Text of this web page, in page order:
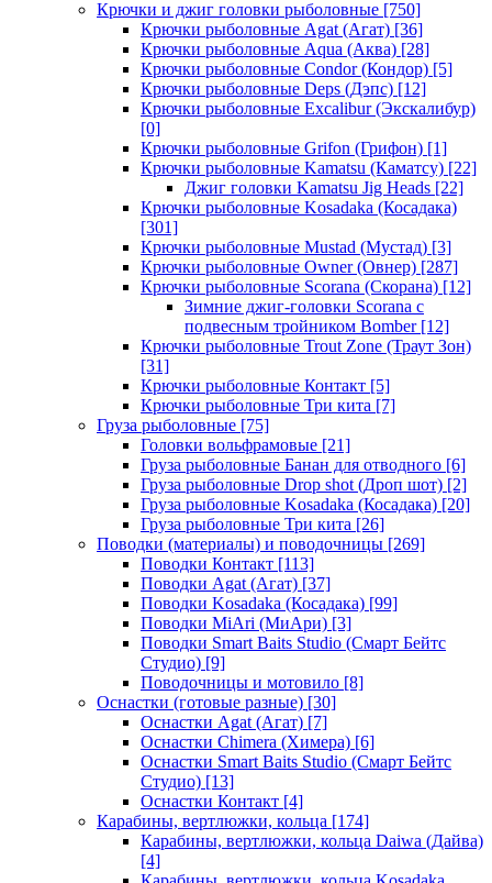
Крючки и джиг головки рыболовные [750]
Крючки рыболовные Agat (Агат) [36]
Крючки рыболовные Aqua (Аква) [28]
Крючки рыболовные Condor (Кондор) [5]
Крючки рыболовные Deps (Дэпс) [12]
Крючки рыболовные Excalibur (Экскалибур)
[0]
Крючки рыболовные Grifon (Грифон) [1]
Крючки рыболовные Kamatsu (Каматсу) [22]
Джиг головки Kamatsu Jig Heads [22]
Крючки рыболовные Kosadaka (Косадака)
[301]
Крючки рыболовные Mustad (Мустад) [3]
Крючки рыболовные Owner (Овнер) [287]
Крючки рыболовные Scorana (Скорана) [12]
Зимние джиг-головки Scorana с
подвесным тройником Bomber[12]
Крючки рыболовные Trout Zone (Траут Зон)
[31]
Крючки рыболовные Контакт [5]
Крючки рыболовные Три кита [7]
Груза рыболовные [75]
Головки вольфрамовые [21]
Груза рыболовные Банан для отводного [6]
Груза рыболовные Drop shot (Дроп шот) [2]
Груза рыболовные Kosadaka (Косадака) [20]
Груза рыболовные Три кита [26]
Поводки (материалы) и поводочницы [269]
Поводки Контакт [113]
Поводки Agat (Агат) [37]
Поводки Kosadaka (Косадака) [99]
Поводки MiAri (МиАри) [3]
Поводки Smart Baits Studio (Смарт Бейтс
Студио) [9]
Поводочницы и мотовило [8]
Оснастки (готовые разные) [30]
Оснастки Agat (Агат) [7]
Оснастки Chimera (Химера) [6]
Оснастки Smart Baits Studio (Смарт Бейтс
Студио) [13]
Оснастки Контакт [4]
Карабины, вертлюжки, кольца [174]
Карабины, вертлюжки, кольца Daiwa (Дайва)
[4]